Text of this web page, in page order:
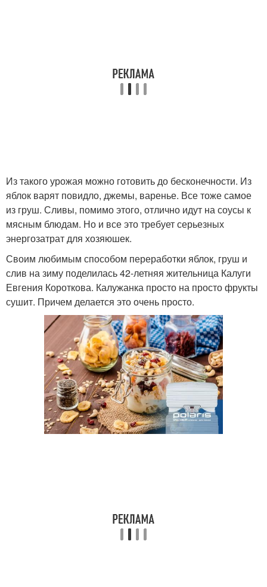
Из такого урожая можно готовить до бесконечности. Из
яблок варят повидло, джемы, варенье. Все тоже самое
из груш. Сливы, помимо этого, отлично идут на соусы к
мясным блюдам. Но и все это требует серьезных
энергозатрат для хозяюшек.
Своим любимым способом переработки яблок, груш и
слив на зиму поделилась 42-летняя жительница Калуги
Евгения Короткова. Калужанка просто на просто фрукты
сушит. Причем делается это очень просто.